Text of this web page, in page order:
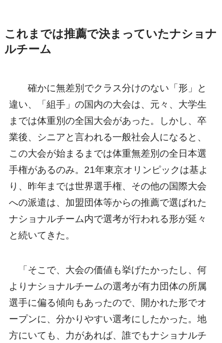
これまでは推薦で決まっていたナショナ
ルチーム
確かに無差別でクラス分けのない「形」と
違い、「組手」の国内の大会は、元々、大学生
までは体重別の全国大会があった。しかし、卒
業後、シニアと言われる一般社会人になると、
この大会が始まるまでは体重無差別の全日本選
手権があるのみ。21年東京オリンピックは基よ
り、昨年までは世界選手権、その他の国際大会
への派遣は、加盟団体等からの推薦で選ばれた
ナショナルチーム内で選考が行われる形が延々
と続いてきた。
「そこで、大会の価値も挙げたかったし、何
よりナショナルチームの選考が有力団体の所属
選手に偏る傾向もあったので、開かれた形でオ
ープンに、分かりやすい選考にしたかった。地
方にいても、力があれば、誰でもナショナルチ